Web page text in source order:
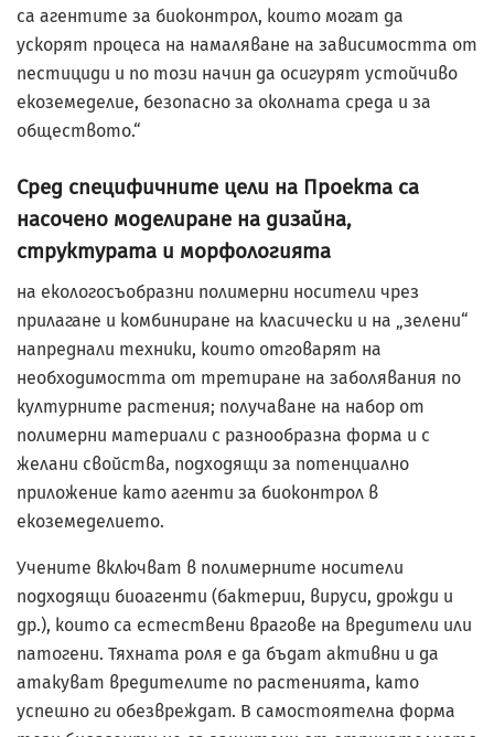
са агентите за биоконтрол, които могат да
ускорят процеса на намаляване на зависимостта от
пестициди и по този начин да осигурят устойчиво
екоземеделие, безопасно за околната среда и за
обществото.“
Сред специфичните цели на Проекта са
насочено моделиране на дизайна,
структурата и морфологията
на екологосъобразни полимерни носители чрез
прилагане и комбиниране на класически и на „зелени“
напреднали техники, които отговарят на
необходимостта от третиране на заболявания по
културните растения; получаване на набор от
полимерни материали с разнообразна форма и с
желани свойства, подходящи за потенциално
приложение като агенти за биоконтрол в
екоземеделието.
Учените включват в полимерните носители
подходящи биоагенти (бактерии, вируси, дрожди и
др.), които са естествени врагове на вредители или
патогени. Тяхната роля е да бъдат активни и да
атакуват вредителите по растенията, като
успешно ги обезвреждат. В самостоятелна форма